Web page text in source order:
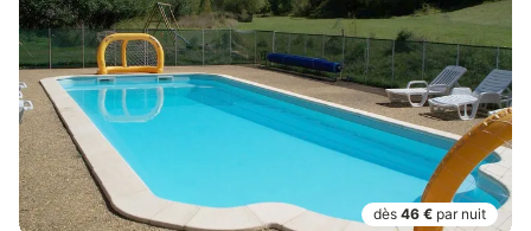
dès 46 € par nuit